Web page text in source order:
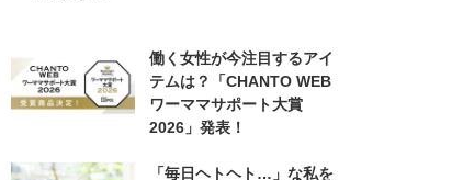
働く女性が今注目するアイ
テムは？「CHANTO WEB
ワーママサポート大賞
2026」発表！
「毎日ヘトヘト…」な私を